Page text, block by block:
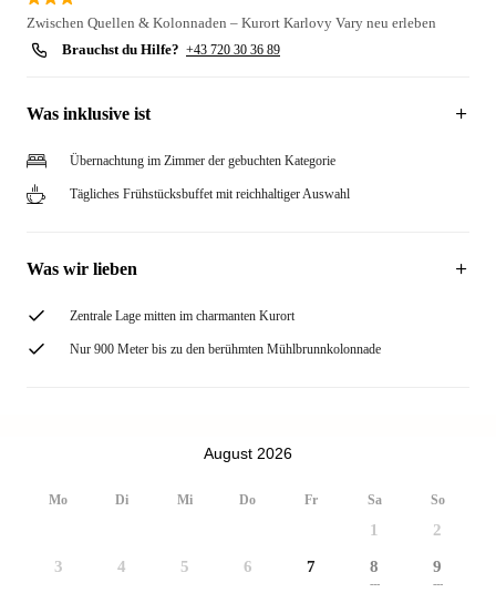
Zwischen Quellen & Kolonnaden – Kurort Karlovy Vary neu erleben
Brauchst du Hilfe? +43 720 30 36 89
Was inklusive ist
Übernachtung im Zimmer der gebuchten Kategorie
Tägliches Frühstücksbuffet mit reichhaltiger Auswahl
Was wir lieben
Zentrale Lage mitten im charmanten Kurort
Nur 900 Meter bis zu den berühmten Mühlbrunnkolonnade
August 2026
Mo Di Mi Do Fr Sa So
1 2
3 4 5 6 7 8
---
9
---